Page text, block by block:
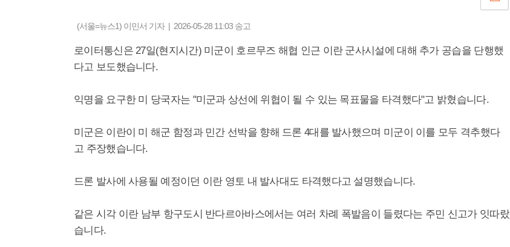
(서울=뉴스1) 이민서 기자 | 2026-05-28 11:03 송고
로이터통신은 27일(현지시간) 미군이 호르무즈 해협 인근 이란 군사시설에 대해 추가 공습을 단행했
다고 보도했습니다.
익명을 요구한 미 당국자는 "미군과 상선에 위협이 될 수 있는 목표물을 타격했다"고 밝혔습니다.
미군은 이란이 미 해군 함정과 민간 선박을 향해 드론 4대를 발사했으며 미군이 이를 모두 격추했다
고 주장했습니다.
드론 발사에 사용될 예정이던 이란 영토 내 발사대도 타격했다고 설명했습니다.
같은 시각 이란 남부 항구도시 반다르아바스에서는 여러 차례 폭발음이 들렸다는 주민 신고가 잇따랐
습니다.